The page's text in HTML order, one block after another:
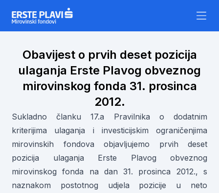
Obavijest o prvih deset pozicija
ulaganja Erste Plavog obveznog
mirovinskog fonda 31. prosinca
2012.
Sukladno članku 17.a Pravilnika o dodatnim
kriterijima ulaganja i investicijskim ograničenjima
mirovinskih fondova objavljujemo prvih deset
pozicija ulaganja Erste Plavog obveznog
mirovinskog fonda na dan 31. prosinca 2012., s
naznakom postotnog udjela pozicije u neto